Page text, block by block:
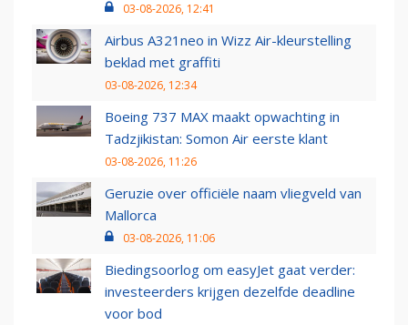
03-08-2026, 12:41
Airbus A321neo in Wizz Air-kleurstelling
beklad met graffiti
03-08-2026, 12:34
Boeing 737 MAX maakt opwachting in
Tadzjikistan: Somon Air eerste klant
03-08-2026, 11:26
Geruzie over officiële naam vliegveld van
Mallorca
03-08-2026, 11:06
Biedingsoorlog om easyJet gaat verder:
investeerders krijgen dezelfde deadline
voor bod